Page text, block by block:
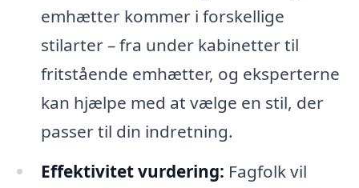
emhætter kommer i forskellige
stilarter – fra under kabinetter til
fritstående emhætter, og eksperterne
kan hjælpe med at vælge en stil, der
passer til din indretning.
Effektivitet vurdering: Fagfolk vil